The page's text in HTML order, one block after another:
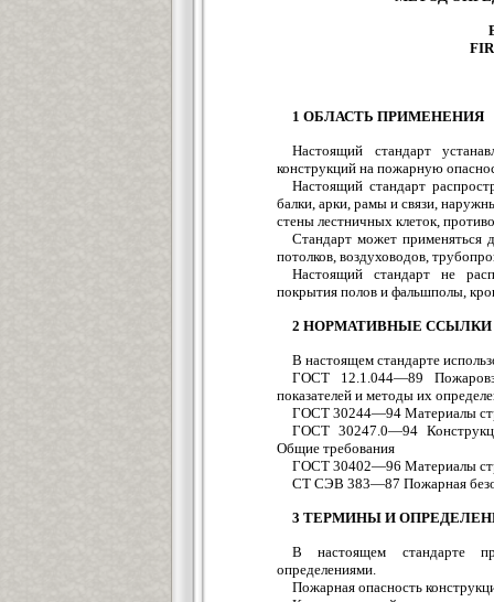
1 ОБЛАСТЬ ПРИМЕНЕНИЯ
Настоящий стандарт
конструкций на пожарную
Настоящий стандарт
балки, арки, рамы и связи,
стены лестничных клеток,
Стандарт может применяться
потолков, воздуховодов,
Настоящий стандарт не
покрытия полов и фальшполы,
2 НОРМАТИВНЫЕ ССЫЛКИ
В настоящем стандарте
ГОСТ 12.1.044—89
показателей и методы их
ГОСТ 30244—94 Материалы
ГОСТ 30247.0—94
Общие требования
ГОСТ 30402—96 Материалы
СТ СЭВ 383—87 Пожарная
3 ТЕРМИНЫ И
В настоящем стандарте
определениями.
Пожарная опасность